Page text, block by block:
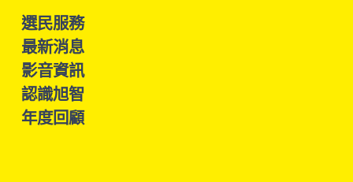
選民服務
最新消息
影音資訊
認識旭智
年度回顧